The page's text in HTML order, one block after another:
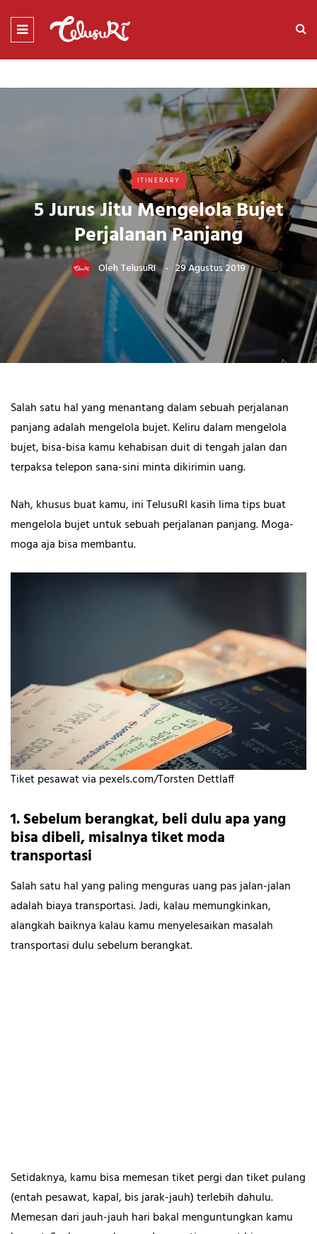
ITINERARY
5 Jurus Jitu Mengelola Bujet
Perjalanan Panjang
Oleh TelusuRI 29 Agustus 2019
Salah satu hal yang menantang dalam sebuah perjalanan
panjang adalah mengelola bujet. Keliru dalam mengelola
bujet, bisa-bisa kamu kehabisan duit di tengah jalan dan
terpaksa telepon sana-sini minta dikirimin uang.
Nah, khusus buat kamu, ini TelusuRI kasih lima tips buat
mengelola bujet untuk sebuah perjalanan panjang. Moga-
moga aja bisa membantu.
Tiket pesawat via pexels.com/Torsten Dettlaff
1. Sebelum berangkat, beli dulu apa yang
bisa dibeli, misalnya tiket moda
transportasi
Salah satu hal yang paling menguras uang pas jalan-jalan
adalah biaya transportasi. Jadi, kalau memungkinkan,
alangkah baiknya kalau kamu menyelesaikan masalah
transportasi dulu sebelum berangkat.
Setidaknya, kamu bisa memesan tiket pergi dan tiket pulang
(entah pesawat, kapal, bis jarak-jauh) terlebih dahulu.
Memesan dari jauh-jauh hari bakal menguntungkan kamu